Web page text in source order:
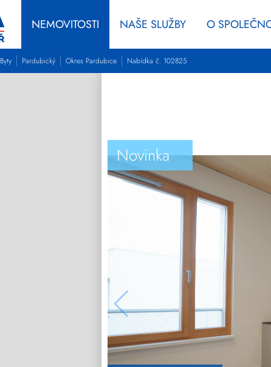
NEMOVITOSTI NAŠE SLUŽBY O
Byty Pardubický Okres Pardubice Nabídka č. 102825
Novinka